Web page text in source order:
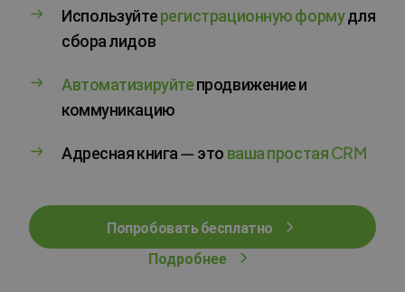
Используйтерегистрационную формудля
сбора лидов
Автоматизируйтепродвижение и
коммуникацию
Адресная книга — это ваша простая CRM
Попробовать бесплатно
Подробнее